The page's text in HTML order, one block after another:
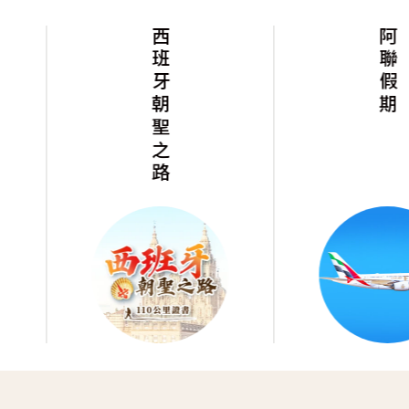
西班牙朝聖之路 阿聯假期